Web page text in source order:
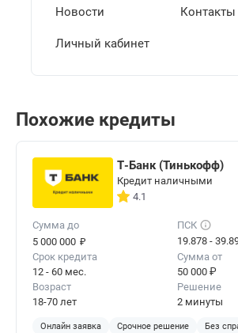
Новости Контакты
Личный кабинет
Похожие кредиты
Т-Банк (Тинькофф)
Кредит наличными
4.1
Сумма до
5 000 000 ₽
ПСК
19.878 -
Срок кредита
12 - 60 мес.
Сумма от
50 000 ₽
Возраст
18-70 лет
Решение
2 минуты
Онлайн заявка Срочное решение Без